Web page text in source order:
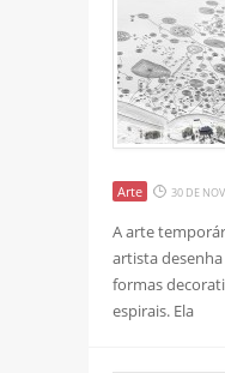
Arte 30 DE
A arte
artista
formas
espirais. Ela